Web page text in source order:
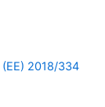
2018/334